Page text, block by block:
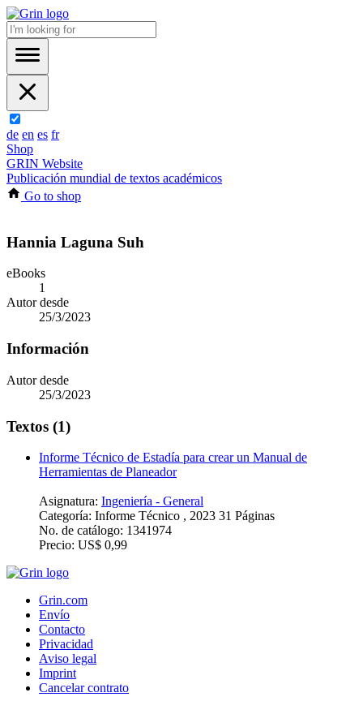
de en es fr
Shop
GRIN Website
Publicación mundial de textos académicos
Go to shop
Hannia Laguna Suh
eBooks
1
Autor desde
25/3/2023
Información
Autor desde
25/3/2023
Textos (1)
Informe Técnico de Estadía para crear un Manual de
Herramientas de Planeador
Asignatura: Ingeniería - General
Categoría: Informe Técnico , 2023 31 Páginas
No. de catálogo: 1341974
Precio: US$ 0,99
Grin.com
Envío
Contacto
Privacidad
Aviso legal
Imprint
Cancelar contrato